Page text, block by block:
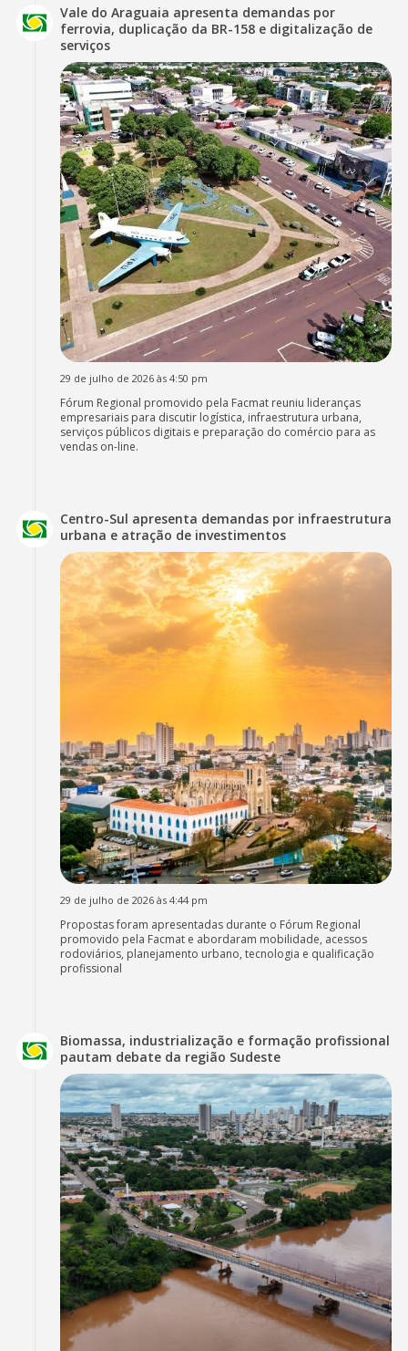
Vale do Araguaia apresenta demandas por
ferrovia, duplicação da BR-158 e digitalização de
serviços
29 de julho de 2026 às 4:50 pm
Fórum Regional promovido pela Facmat reuniu lideranças
empresariais para discutir logística, infraestrutura urbana,
serviços públicos digitais e preparação do comércio para as
vendas on-line.
Centro-Sul apresenta demandas por infraestrutura
urbana e atração de investimentos
29 de julho de 2026 às 4:44 pm
Propostas foram apresentadas durante o Fórum Regional
promovido pela Facmat e abordaram mobilidade, acessos
rodoviários, planejamento urbano, tecnologia e qualificação
profissional
Biomassa, industrialização e formação profissional
pautam debate da região Sudeste